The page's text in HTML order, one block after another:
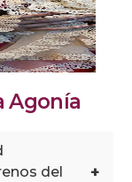
Agonía
del
+